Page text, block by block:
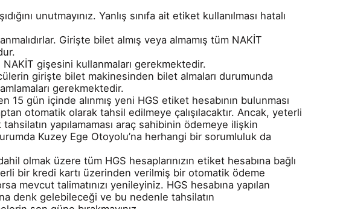
unutmayınız. Yanlış sınıfa ait etiket kullanılması hatalı
Girişte bilet almış veya almamış tüm NAKİT
gişesini kullanmaları gerekmektedir.
girişte bilet makinesinden bilet almaları durumunda
gerekmektedir.
15 gün içinde alınmış yeni HGS etiket hesabının bulunması
otomatik olarak tahsil edilmeye çalışılacaktır. Ancak, yeterli
yapılamaması araç sahibinin ödemeye ilişkin
Kuzey Ege Otoyolu’na herhangi bir sorumluluk da
olmak üzere tüm HGS hesaplarınızın etiket hesabına bağlı
bir kredi kartı üzerinden verilmiş bir otomatik ödeme
mevcut talimatınızı yenileyiniz. HGS hesabına yapılan
denk gelebileceği ve bu nedenle tahsilatın